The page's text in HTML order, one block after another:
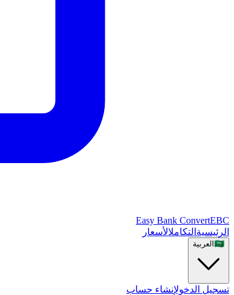
Easy Bank ConvertEBC
الرئيسية التكاملالأسعار
🇸🇦 العربية
تسجيل الدخولإنشاء حساب